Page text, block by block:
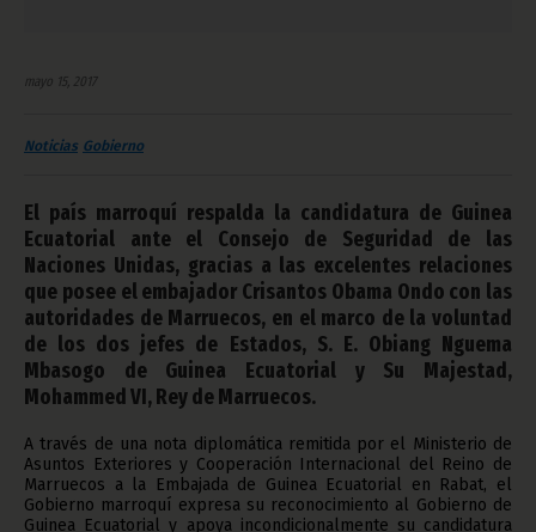
mayo 15, 2017
Noticias Gobierno
El país marroquí respalda la candidatura de Guinea
Ecuatorial ante el Consejo de Seguridad de las
Naciones Unidas, gracias a las excelentes relaciones
que posee el embajador Crisantos Obama Ondo con las
autoridades de Marruecos, en el marco de la voluntad
de los dos jefes de Estados, S. E. Obiang Nguema
Mbasogo de Guinea Ecuatorial y Su Majestad,
Mohammed VI, Rey de Marruecos.
A través de una nota diplomática remitida por el Ministerio de
Asuntos Exteriores y Cooperación Internacional del Reino de
Marruecos a la Embajada de Guinea Ecuatorial en Rabat, el
Gobierno marroquí expresa su reconocimiento al Gobierno de
Guinea Ecuatorial y apoya incondicionalmente su candidatura